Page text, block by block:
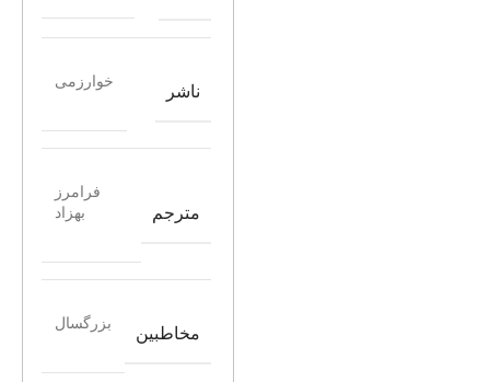
ناشر
خوارزمی
مترجم
فرامرز
بهزاد
مخاطبین
بزرگسال